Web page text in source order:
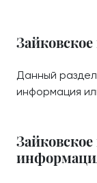
Данный
информация